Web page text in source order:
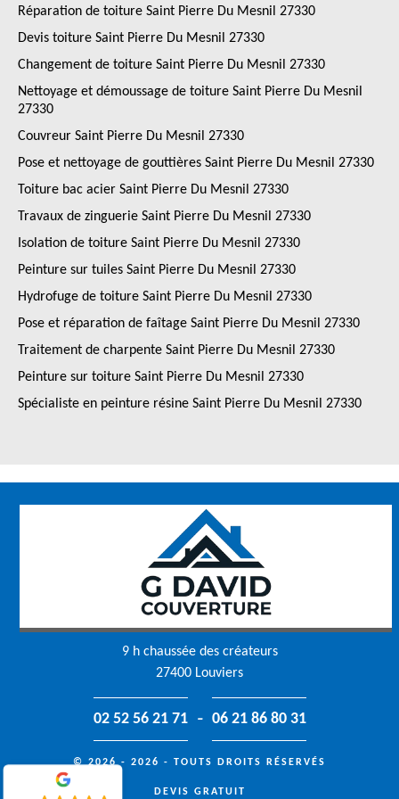
Réparation de toiture Saint Pierre Du Mesnil 27330
Devis toiture Saint Pierre Du Mesnil 27330
Changement de toiture Saint Pierre Du Mesnil 27330
Nettoyage et démoussage de toiture Saint Pierre Du Mesnil
27330
Couvreur Saint Pierre Du Mesnil 27330
Pose et nettoyage de gouttières Saint Pierre Du Mesnil 27330
Toiture bac acier Saint Pierre Du Mesnil 27330
Travaux de zinguerie Saint Pierre Du Mesnil 27330
Isolation de toiture Saint Pierre Du Mesnil 27330
Peinture sur tuiles Saint Pierre Du Mesnil 27330
Hydrofuge de toiture Saint Pierre Du Mesnil 27330
Pose et réparation de faîtage Saint Pierre Du Mesnil 27330
Traitement de charpente Saint Pierre Du Mesnil 27330
Peinture sur toiture Saint Pierre Du Mesnil 27330
Spécialiste en peinture résine Saint Pierre Du Mesnil 27330
9 h chaussée des créateurs
27400 Louviers
02 52 56 21 71 - 06 21 86 80 31
© 2026 - 2026 - TOUTS DROITS RÉSERVÉS
DEVIS GRATUIT